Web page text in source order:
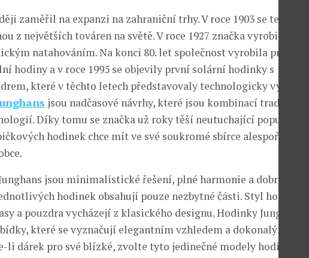
zaměřil na expanzi na zahraniční trhy. V roce 1903 se tedy
z největších továren na světě. V roce 1927 značka vyrobila první
natahováním. Na konci 80. let společnost vyrobila první
hodiny a v roce 1995 se objevily první solární hodinky s
které v těchto letech představovaly technologicky vyspělé
jsou nadčasové návrhy, které jsou kombinací tradice a
Díky tomu se značka už roky těší neutuchající popularitě a
hodinek chce mít ve své soukromé sbírce alespoň jeden
jsou minimalistické řešení, plné harmonie a dobrého
hodinek obsahují pouze nezbytné části. Styl hodinek
a pouzdra vycházejí z klasického designu. Hodinky Junghans
které se vyznačují elegantním vzhledem a dokonalým
li dárek pro své blízké, zvolte tyto jedinečné modely hodinek.